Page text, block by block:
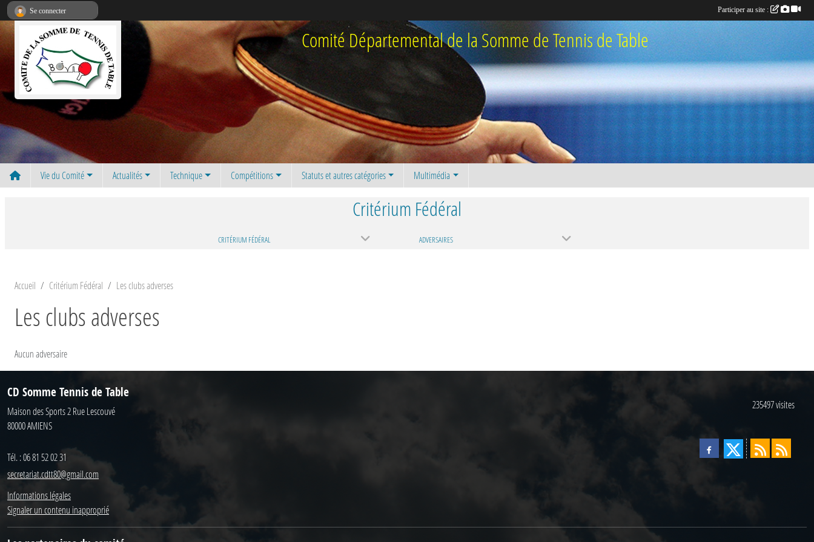
Comité Départemental de la Somme de Tennis de Table
Vie du Comité Actualités Technique Compétitions Statuts et autres catégories Multimédia
Critérium Fédéral
CRITÉRIUM FÉDÉRAL ADVERSAIRES
Accueil Critérium Fédéral Les clubs adverses
Les clubs adverses
Aucun adversaire
CD Somme Tennis de Table
Maison des Sports 2 Rue Lescouvé
80000AMIENS
Tél. :06 81 52 02 31
secretariat.cdtt80@gmail.com
Informations légales
Signaler un contenu inapproprié
235497visites
Se connecter Participer au site :
Panneau de gestion des cookies